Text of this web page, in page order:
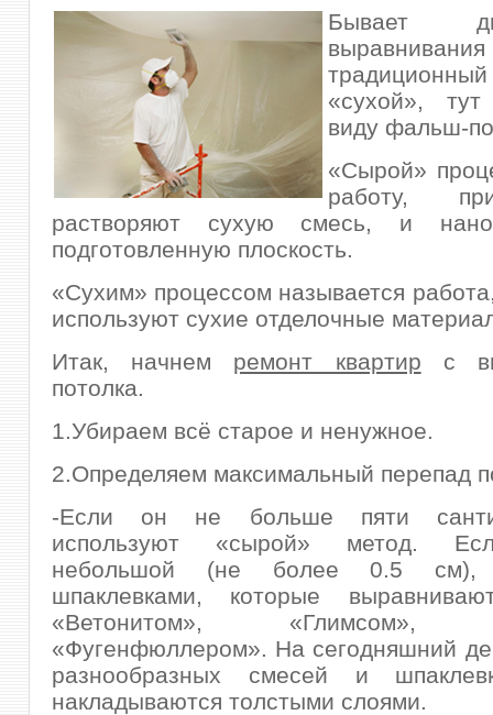
Бывает
«сухой»,
виду фальш-
«Сырой»
работу,
растворяют сухую смесь, и
подготовленную плоскость.
«Сухим» процессом называется
используют сухие отделочные
Итак, начнем ремонт квартир с
потолка.
1.Убираем всё старое и ненужное.
2.Определяем максимальный перепад
-Если он не больше пяти
используют «сырой» метод.
небольшой (не более 0.5 см),
шпаклевками, которые
«Ветонитом», «Глимсом»,
«Фугенфюллером». На сегодняшний
разнообразных смесей и
накладываются толстыми слоями.